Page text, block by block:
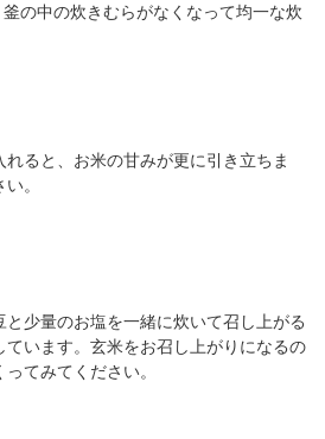
の中の炊きむらがなくなって均一な炊
ると、お米の甘みが更に引き立ちま
。
少量のお塩を一緒に炊いて召し上がる
ています。玄米をお召し上がりになるの
てみてください。